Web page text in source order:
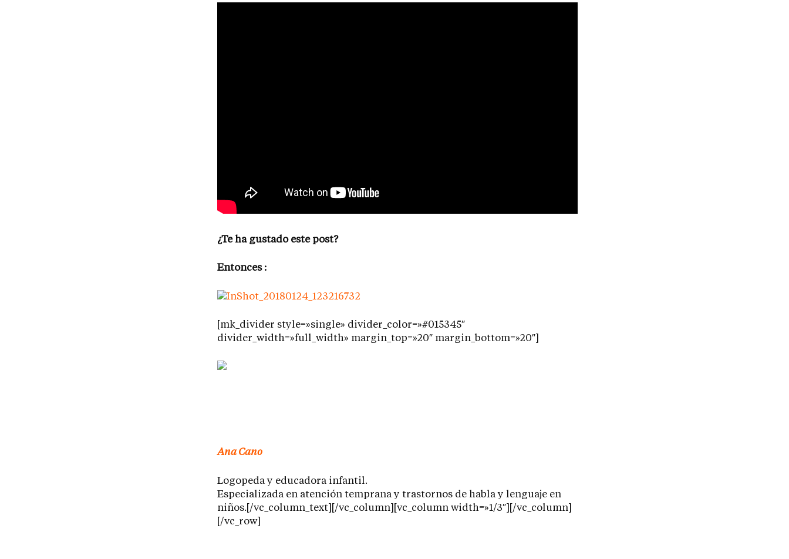
¿Te ha gustado este post?
Entonces :
[mk_divider style=»single» divider_color=»#015345″
divider_width=»full_width» margin_top=»20″ margin_bottom=»20″]
Ana Cano
Logopeda y educadora infantil.
Especializada en atención temprana y trastornos de habla y lenguaje en
niños.[/vc_column_text][/vc_column][vc_column width=»1/3″][/vc_column]
[/vc_row]